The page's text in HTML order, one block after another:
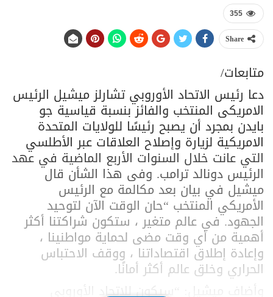
355
Share
متابعات/
دعا رئيس الاتحاد الأوروبي تشارلز ميشيل الرئيس
الامريكى المنتخب والفائز بنسبة قياسية جو
بايدن بمجرد أن يصبح رئيسًا للولايات المتحدة
الامريكية لزيارة وإصلاح العلاقات عبر الأطلسي
التي عانت خلال السنوات الأربع الماضية في عهد
الرئيس دونالد ترامب. وفى هذا الشأن قال
ميشيل في بيان بعد مكالمة مع الرئيس
الأمريكي المنتخب “حان الوقت الآن لتوحيد
الجهود. في عالم متغير ، ستكون شراكتنا أكثر
أهمية من أي وقت مضى لحماية مواطنينا ،
وإعادة إطلاق اقتصاداتنا ، ووقف الاحتباس
الحراري وخلق عالم أكثر أمانًا.
وأضاف ميشيل: “سيكون للاتحاد الأوروبي